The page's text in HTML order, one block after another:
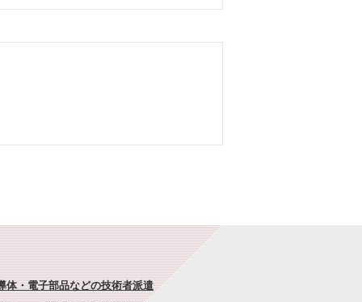
体・電子部品などの技術者派遣